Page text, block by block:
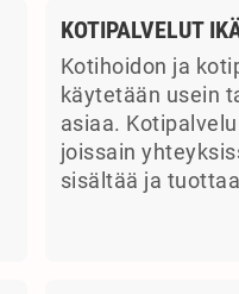
KOTIPALVELUT
Kotihoidon ja
käytetään usein
asiaa.
joissain
sisältää ja